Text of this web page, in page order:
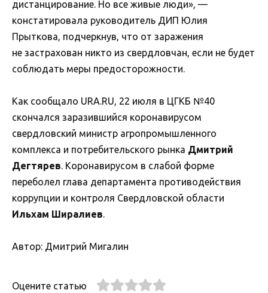
дистанцирование. Но все живые люди», —
констатировала руководитель ДИП Юлия
Прыткова, подчеркнув, что от заражения
не застрахован никто из свердловчан, если не будет
соблюдать меры предосторожности.
Как сообщало URA.RU, 22 июля в ЦГКБ №40
скончался заразившийся коронавирусом
свердловский министр агропромышленного
комплекса и потребительского рынка Дмитрий
Дегтярев. Коронавирусом в слабой форме
переболел глава департамента противодействия
коррупции и контроля Свердловской области
Ильхам Ширалиев.
Автор: Дмитрий Мигалин
Оцените статью